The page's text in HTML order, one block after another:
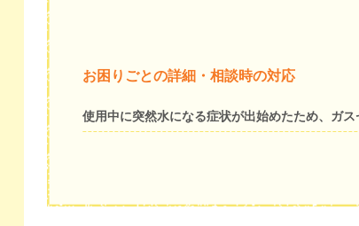
お困りごとの詳細・相談時の対応
使用中に突然水になる症状が出始めたため、ガ